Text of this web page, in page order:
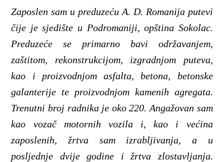
Zaposlen sam u preduzeću A. D. Romanija putevi
čije je sjedište u Podromaniji, opština Sokolac.
Preduzeće se primarno bavi održavanjem,
zaštitom, rekonstrukcijom, izgradnjom puteva,
kao i proizvodnjom asfalta, betona, betonske
galanterije te proizvodnjom kamenih agregata.
Trenutni broj radnika je oko 220. Angažovan sam
kao vozač motornih vozila i, kao i većina
zaposlenih, žrtva sam izrabljivanja, a u
posljednje dvije godine i žrtva zlostavljanja.